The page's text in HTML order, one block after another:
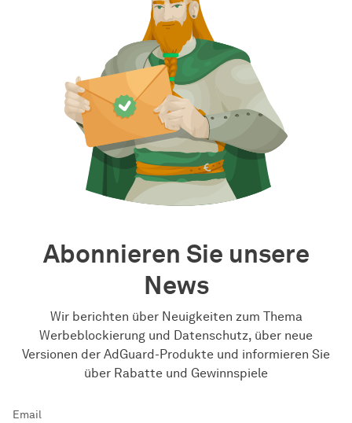
Abonnieren Sie unsere
News
Wir berichten über Neuigkeiten zum Thema
Werbeblockierung und Datenschutz, über neue
Versionen der AdGuard-Produkte und informieren Sie
über Rabatte und Gewinnspiele
Email